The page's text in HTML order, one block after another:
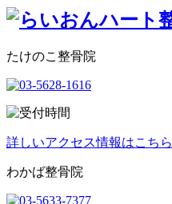
たけのこ整骨院
詳しいアクセス情報はこちら
わかば整骨院